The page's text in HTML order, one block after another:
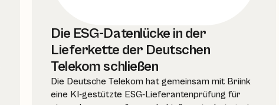
Die ESG-Datenlücke in der
Lieferkette der Deutschen
Telekom schließen
Die Deutsche Telekom hat gemeinsam mit Briink
eine KI-gestützte ESG-Lieferantenprüfung für